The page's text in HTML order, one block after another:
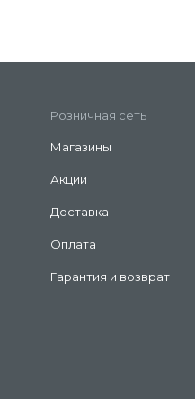
Розничная сеть
Магазины
Акции
Доставка
Оплата
Гарантия и возврат